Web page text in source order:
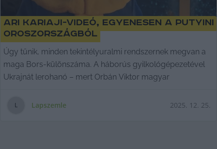
Ari kariaji-videó, egyenesen a putyini
Oroszországból
Úgy tűnik, minden tekintélyuralmi rendszernek megvan a
maga Bors-különszáma. A háborús gyilkológépezetével
Ukrajnát lerohanó – mert Orbán Viktor magyar
L Lapszemle 2025. 12. 25.